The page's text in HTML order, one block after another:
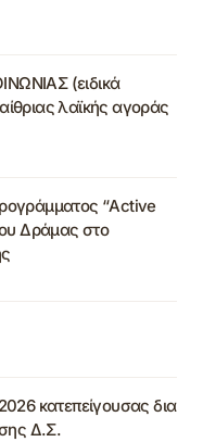
(ειδικά
λαϊκής αγοράς
“Active
Δράμας στο
κατεπείγουσας δια
Δ.Σ.